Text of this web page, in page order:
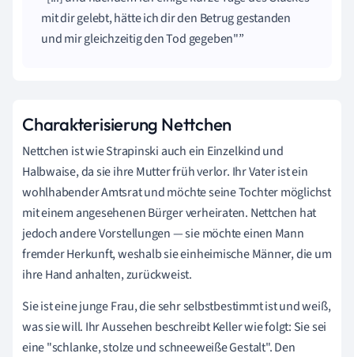
mit dir gelebt, hätte ich dir den Betrug gestanden
und mir gleichzeitig den Tod gegeben"
Charakterisierung Nettchen
Nettchen ist wie Strapinski auch ein Einzelkind und
Halbwaise, da sie ihre Mutter früh verlor. Ihr Vater ist ein
wohlhabender Amtsrat und möchte seine Tochter möglichst
mit einem angesehenen Bürger verheiraten. Nettchen hat
jedoch andere Vorstellungen—sie möchte einen Mann
fremder Herkunft, weshalb sie einheimische Männer, die um
ihre Hand anhalten, zurückweist.
Sie ist eine junge Frau, die sehr selbstbestimmt ist und weiß,
was sie will. Ihr Aussehen beschreibt Keller wie folgt: Sie sei
eine "schlanke, stolze und schneeweiße Gestalt". Den